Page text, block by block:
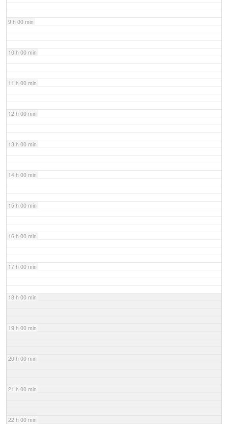
9 h 00 min
10 h 00 min
11 h 00 min
12 h 00 min
13 h 00 min
14 h 00 min
15 h 00 min
16 h 00 min
17 h 00 min
18 h 00 min
19 h 00 min
20 h 00 min
21 h 00 min
22 h 00 min